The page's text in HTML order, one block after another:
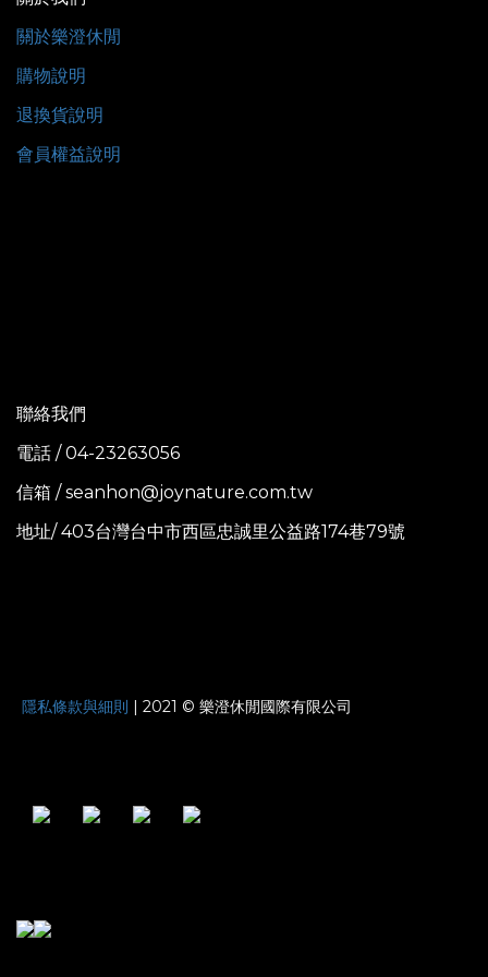
關於樂澄休閒
購物說明
退換貨說明
會員權益說明
聯絡我們
電話 / 04-23263056
信箱 / seanhon@joynature.com.tw
地址/ 403台灣台中市西區忠誠里公益路174巷79號
隱私條款與細則 | 2021 © 樂澄休閒國際有限公司